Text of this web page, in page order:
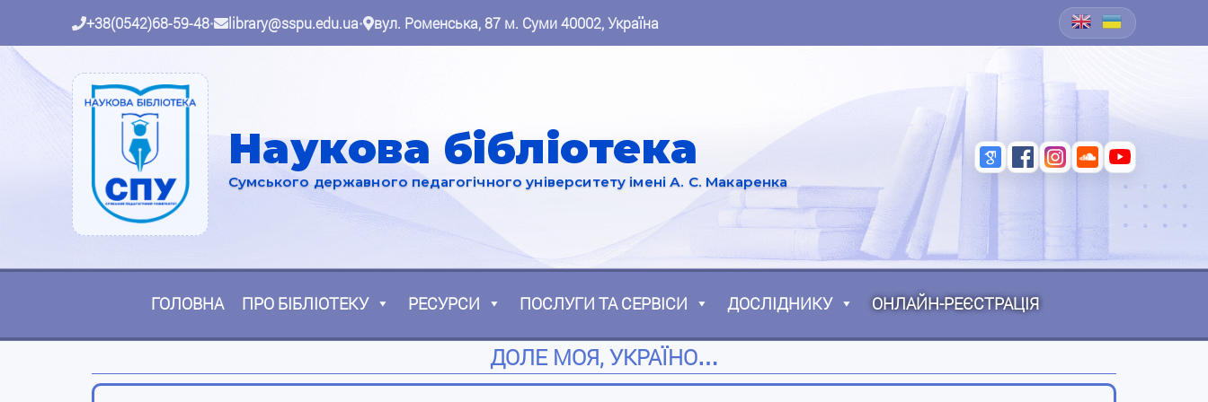
+38(0542)68-59-48• library@sspu.edu.ua• вул. Роменська, 87 м. Суми 40002, Україна
Наукова бібліотека
Сумського державного педагогічного університету імені А. С. Макаренка
ГОЛОВНА ПРО БІБЛІОТЕКУ РЕСУРСИ ПОСЛУГИ ТА СЕРВІСИ ДОСЛІДНИКУ ОНЛАЙН-РЕЄСТРАЦІЯ
ДОЛЕ МОЯ, УКРАЇНО…